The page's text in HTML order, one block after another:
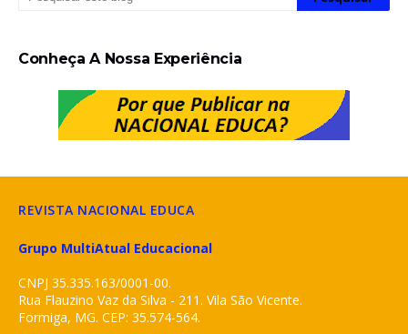
Conheça A Nossa Experiência
REVISTA NACIONAL EDUCA
Grupo MultiAtual Educacional
CNPJ 35.335.163/0001-00.
Rua Flauzino Vaz da Silva - 211. Vila São Vicente.
Formiga, MG. CEP: 35.574-564.